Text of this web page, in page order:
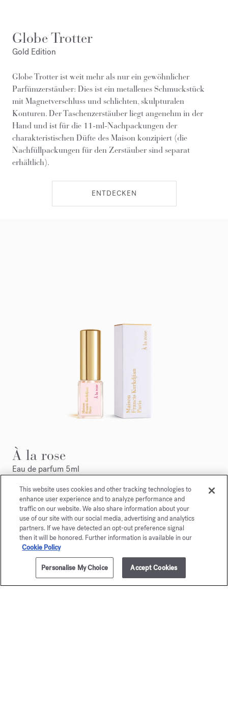
ZUM WARENKORB HINZUFÜGEN 270,00 €
Globe Trotter
Gold Edition
Globe Trotter ist weit mehr als nur ein gewöhnlicher
Parfümzerstäuber: Dies ist ein metallenes Schmuckstück
mit Magnetverschluss und schlichten, skulpturalen
Konturen. Der Taschenzerstäuber liegt angenehm in der
Hand und ist für die 11-ml-Nachpackungen der
charakteristischen Düfte des Maison konzipiert (die
Nachfüllpackungen für den Zerstäuber sind separat
erhältlich).
ENTDECKEN
À la rose
Eau de parfum 5ml
Maison Francis Kurkdjian freut sich, Ihnen
À la rose Eau de parfum 5ml.
This website uses cookies and other tracking technologies to
enhance user experience and to analyze performance and
traffic on our website. We also share information about your
use of our site with our social media, advertising and analytics
partners. If we have detected an opt-out preference signal
then it will be honored. Further information is available in our
Cookie Policy
Personalise My Choice Accept Cookies